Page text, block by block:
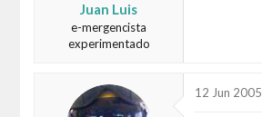
Juan Luis
e-mergencista
experimentado
12 Jun 2005